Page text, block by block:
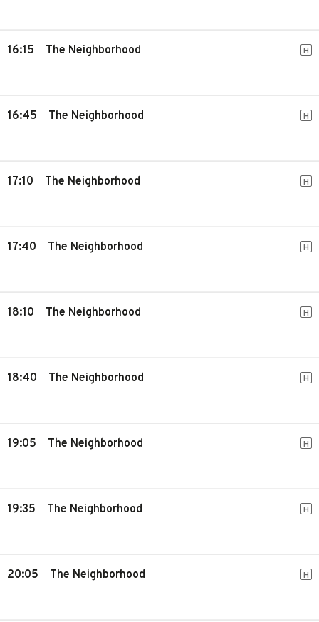
16:15 The Neighborhood H
16:45 The Neighborhood H
17:10 The Neighborhood H
17:40 The Neighborhood H
18:10 The Neighborhood H
18:40 The Neighborhood H
19:05 The Neighborhood H
19:35 The Neighborhood H
20:05 The Neighborhood H